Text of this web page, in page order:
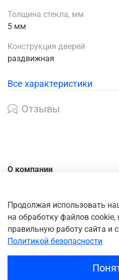
Толщина стекла, мм
5 мм
Конструкция дверей
раздвижная
Все характеристики
Отзывы
О компании
Доставка
Оплата
Личный кабинет
Продолжая использовать
на обработку файлов
правильную работу сайта и
Политикой безопасности